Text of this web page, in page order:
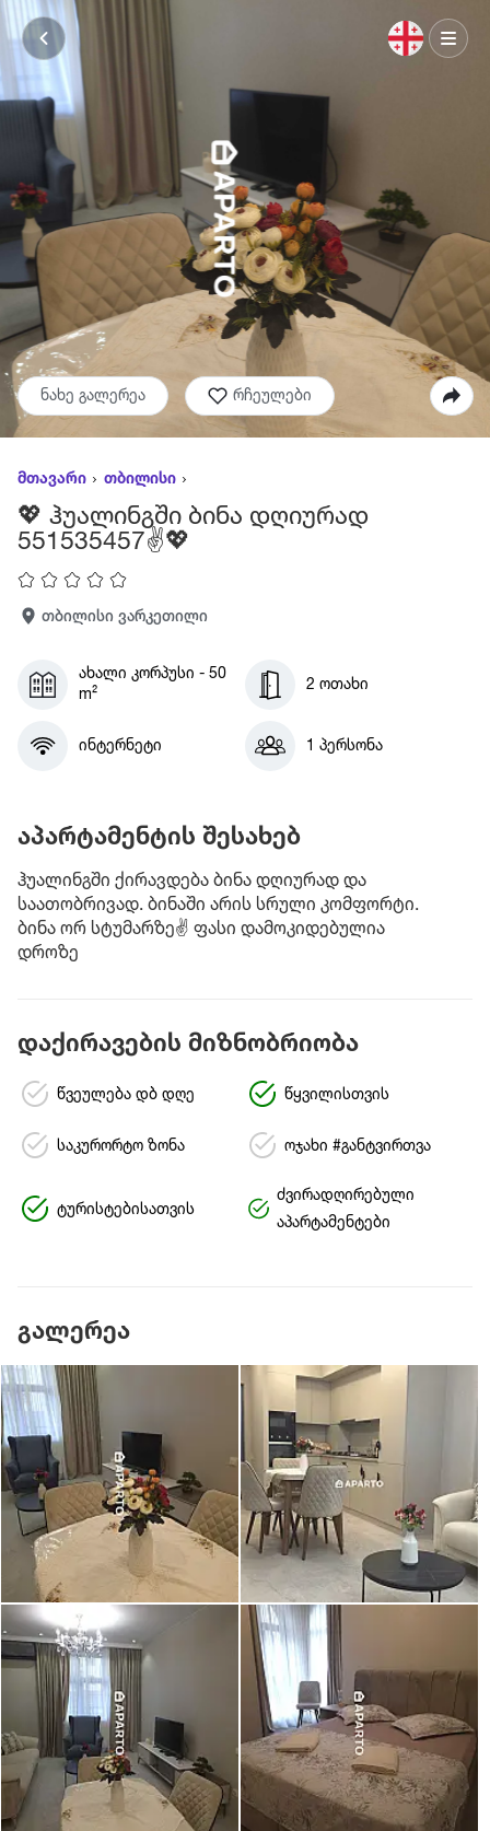
ნახე გალერეა რჩეულები
მთავარი თბილისი
💖 ჰუალინგში ბინა დღიურად
551535457✌️💖
თბილისი ვარკეთილი
ახალი კორპუსი - 50
m²
2 ოთახი
ინტერნეტი 1 პერსონა
აპარტამენტის შესახებ
ჰუალინგში ქირავდება ბინა დღიურად და
საათობრივად. ბინაში არის სრული კომფორტი.
ბინა ორ სტუმარზე✌️ ფასი დამოკიდებულია
დროზე
დაქირავების მიზნობრიობა
წვეულება დბ დღე წყვილისთვის
საკურორტო ზონა ოჯახი #განტვირთვა
ტურისტებისათვის
ძვირადღირებული
აპარტამენტები
გალერეა